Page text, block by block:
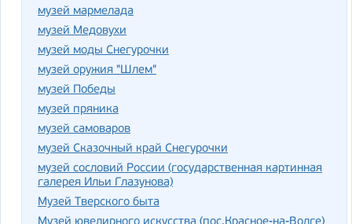
музей мармелада
музей Медовухи
музей моды Снегурочки
музей оружия "Шлем"
музей Победы
музей пряника
музей самоваров
музей Сказочный край Снегурочки
музей сословий России (государственная картинная
галерея Ильи Глазунова)
Музей Тверского быта